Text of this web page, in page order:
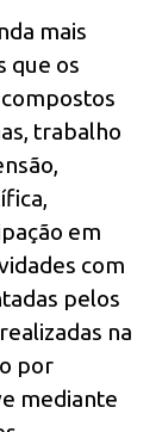
mais
que os
trabalho
em
com
pelos
na
por
mediante